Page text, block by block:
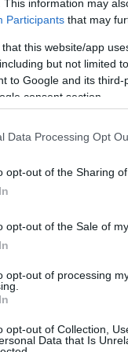
This information may
Participants that may
that this website/app
but not limited
to Google and its
consent section.
Data Processing Opt
opt-out of the Sharing
opt-out of the Sale of
opt-out of processing
opt-out of Collection,
Data that Is
a
a
Az otthon
pedig
azt írta, hogy az
indult a
nem
meg a sárvári
a gyanúsítottat